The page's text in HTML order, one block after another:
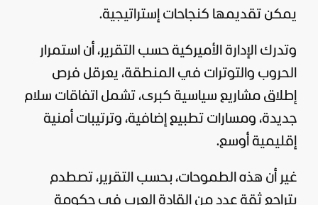
يمكن تقديمها كنجاحات إستراتيجية.
وتدرك الإدارة الأميركية حسب التقرير، أن استمرار
الحروب والتوترات في المنطقة، يعرقل فرص
إطلاق مشاريع سياسية كبرى، تشمل اتفاقات سلام
جديدة، ومسارات تطبيع إضافية، وترتيبات أمنية
إقليمية أوسع.
غير أن هذه الطموحات، بحسب التقرير، تصطدم
بتراجع ثقة عدد من القادة العرب في حكومة